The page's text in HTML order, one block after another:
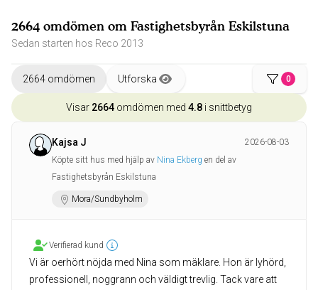
2664 omdömen om Fastighetsbyrån Eskilstuna
Sedan starten hos Reco 2013
2664 omdömen Utforska 0
Visar 2664 omdömen med 4.8 i snittbetyg
Kajsa J
2026-08-03
Köpte sitt hus med hjälp av Nina Ekberg en del av
Fastighetsbyrån Eskilstuna
Mora/Sundbyholm
Verifierad kund
Vi är oerhört nöjda med Nina som mäklare. Hon är lyhörd,
professionell, noggrann och väldigt trevlig. Tack vare att